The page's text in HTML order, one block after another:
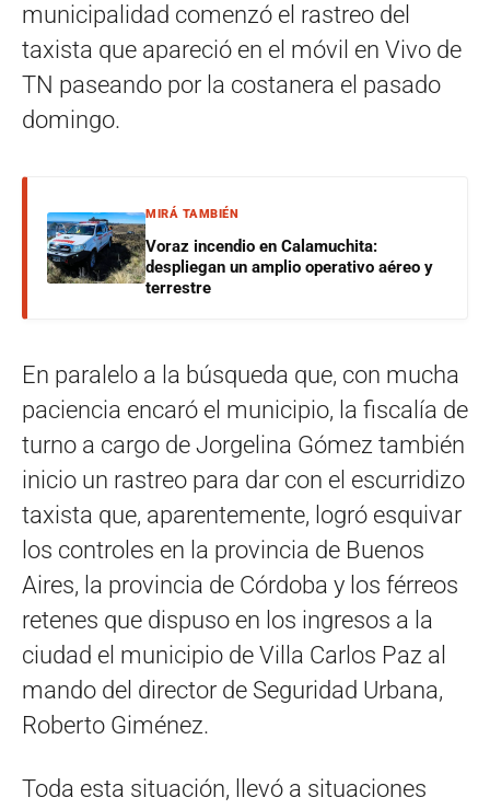
municipalidad comenzó el rastreo del
taxista que apareció en el móvil en Vivo de
TN paseando por la costanera el pasado
domingo.
MIRÁ TAMBIÉN
Voraz incendio en Calamuchita:
despliegan un amplio operativo aéreo y
terrestre
En paralelo a la búsqueda que, con mucha
paciencia encaró el municipio, la fiscalía de
turno a cargo de Jorgelina Gómez también
inicio un rastreo para dar con el escurridizo
taxista que, aparentemente, logró esquivar
los controles en la provincia de Buenos
Aires, la provincia de Córdoba y los férreos
retenes que dispuso en los ingresos a la
ciudad el municipio de Villa Carlos Paz al
mando del director de Seguridad Urbana,
Roberto Giménez.
Toda esta situación, llevó a situaciones